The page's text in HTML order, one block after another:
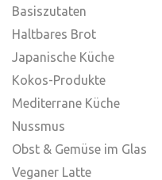
Basiszutaten
Haltbares Brot
Japanische Küche
Kokos-Produkte
Mediterrane Küche
Nussmus
Obst & Gemüse im Glas
Veganer Latte